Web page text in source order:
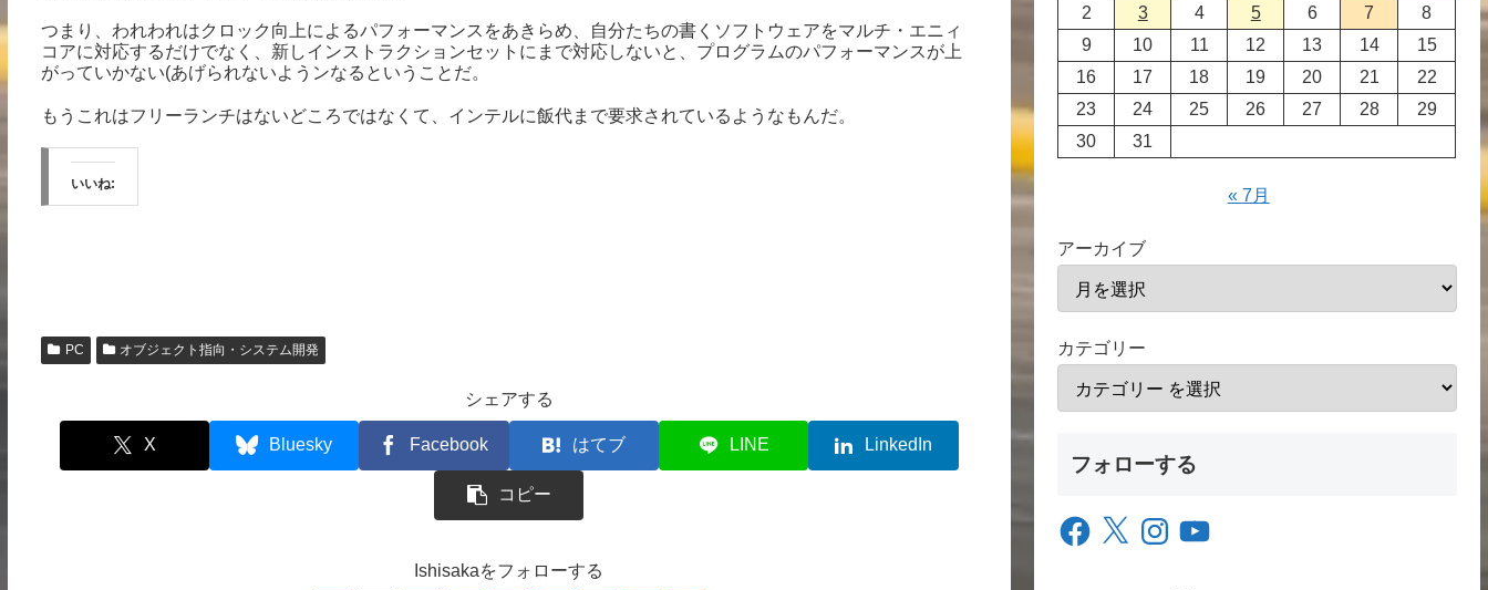
つまり、われわれはクロック向上によるパフォーマンスをあきらめ、自分たちの書くソフトウェアをマルチ・エニィ
コアに対応するだけでなく、新しインストラクションセットにまで対応しないと、プログラムのパフォーマンスが上
がっていかない(あげられないようンなるということだ。
もうこれはフリーランチはないどころではなくて、インテルに飯代まで要求されているようなもんだ。
いいね:
PC オブジェクト指向・システム開発
シェアする
X Bluesky Facebook はてブ LINE LinkedIn
コピー
Ishisakaをフォローする
2
3 4 5 6 7
8
9
10 11 12 13 14
15
16
17 18 19 20 21
22
23
24 25 26 27 28
29
30
31
« 7月
アーカイブ
カテゴリー
フォローする
Facebook
X InstagramYouTube